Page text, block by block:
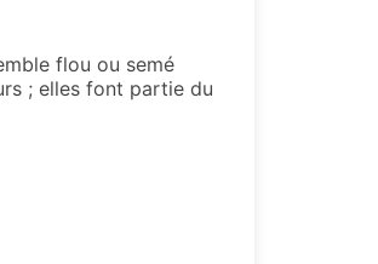
flou ou semé
; elles font partie du